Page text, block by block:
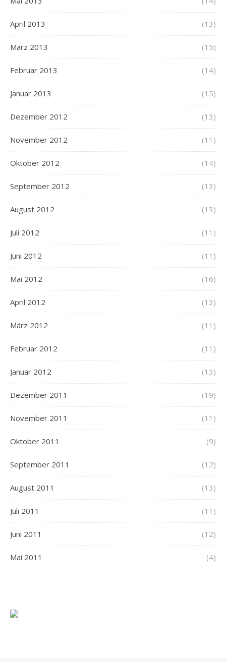
April 2013 (13)
März 2013 (15)
Februar 2013 (14)
Januar 2013 (15)
Dezember 2012 (13)
November 2012 (11)
Oktober 2012 (14)
September 2012 (13)
August 2012 (13)
Juli 2012 (11)
Juni 2012 (11)
Mai 2012 (16)
April 2012 (13)
März 2012 (11)
Februar 2012 (11)
Januar 2012 (13)
Dezember 2011 (19)
November 2011 (11)
Oktober 2011 (9)
September 2011 (12)
August 2011 (13)
Juli 2011 (11)
Juni 2011 (12)
Mai 2011 (4)